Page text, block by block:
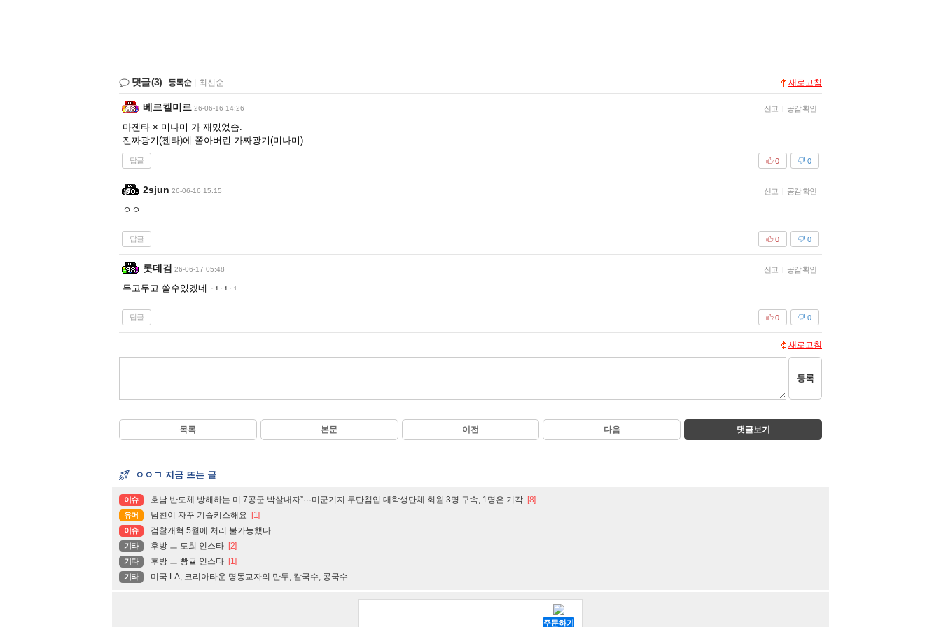
댓글(3) 등록순 최신순 새로고침
베르켈미르 26-06-16 14:26 신고 | 공감 확인
마젠타 × 미나미 가 재밌었슴.
진짜광기(젠타)에 쫄아버린 가짜광기(미나미)
답글 0
0
2sjun 26-06-16 15:15 신고 | 공감 확인
ㅇㅇ
답글 0
0
롯데검 26-06-17 05:48 신고 | 공감 확인
두고두고 쓸수있겠네 ㅋㅋㅋ
답글 0
0
새로고침
등록
목록 본문 이전 다음 댓글보기
ㅇㅇㄱ 지금 뜨는 글
이슈 호남 반도체 방해하는 미 7공군 박살내자”···미군기지 무단침입 대학생단체 회원 3명 구속, 1명은 기각 [8]
유머 남친이 자꾸 기습키스해요 [1]
이슈 검찰개혁 5월에 처리 불가능했다
기타 후방 ㅡ 도희 인스타 [2]
기타 후방 ㅡ 빵귤 인스타 [1]
기타 미국 LA, 코리아타운 명동교자의 만두, 칼국수, 콩국수